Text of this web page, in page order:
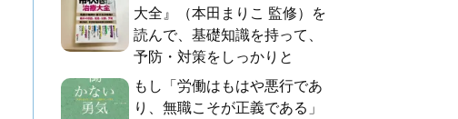
大全』（本田まりこ 監修）を
読んで、基礎知識を持って、
予防・対策をしっかりと
もし「労働はもはや悪行であ
り、無職こそが正義である」